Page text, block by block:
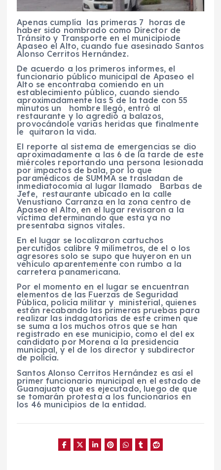
Apenas cumplía las primeras 7 horas de
haber sido nombrado como Director de
Tránsito y Transporte en el municipiode
Apaseo el Alto, cuando fue asesinado Santos
Alonso Cerritos Hernández.
De acuerdo a los primeros informes, el
funcionario público municipal de Apaseo el
Alto se encontraba comiendo en un
establecimiento público, cuando siendo
aproximadamente las 5 de la tade con 55
minutos un hombre llegó, entró al
restaurante y lo agredió a balazos,
provocándole varias heridas que finalmente
le quitaron la vida.
El reporte al sistema de emergencias se dio
aproximadamente a las 6 de la tarde de este
miércoles reportando una persona lesionada
por impactos de bala, por lo que
paramédicos de SUMMA se trasladan de
inmediatocomía al lugar llamado Barbas de
Jefe, restaurante ubicado en la calle
Venustiano Carranza en la zona centro de
Apaseo el Alto, en el lugar revisaron a la
víctima determinando que esta ya no
presentaba signos vitales.
En el lugar se localizaron cartuchos
percutidos calibre 9 milímetros, de el o los
agresores solo se supo que huyeron en un
vehículo aparentemente con rumbo a la
carretera panamericana.
Por el momento en el lugar se encuentran
elementos de las Fuerzas de Seguridad
Pública, policía militar y ministerial, quienes
están recabando las primeras pruebas para
realizar las indagatorias de este crimen que
se suma a los muchos otros que se han
registrado en ese municipio, como el del ex
candidato por Morena a la presidencia
municipal, y el de los director y subdirector
de policía.
Santos Alonso Cerritos Hernández es así el
primer funcionario municipal en el estado de
Guanajuato que es ejecutado, luego de que
se tomarán protesta a los funcionarios en
los 46 municipios de la entidad.